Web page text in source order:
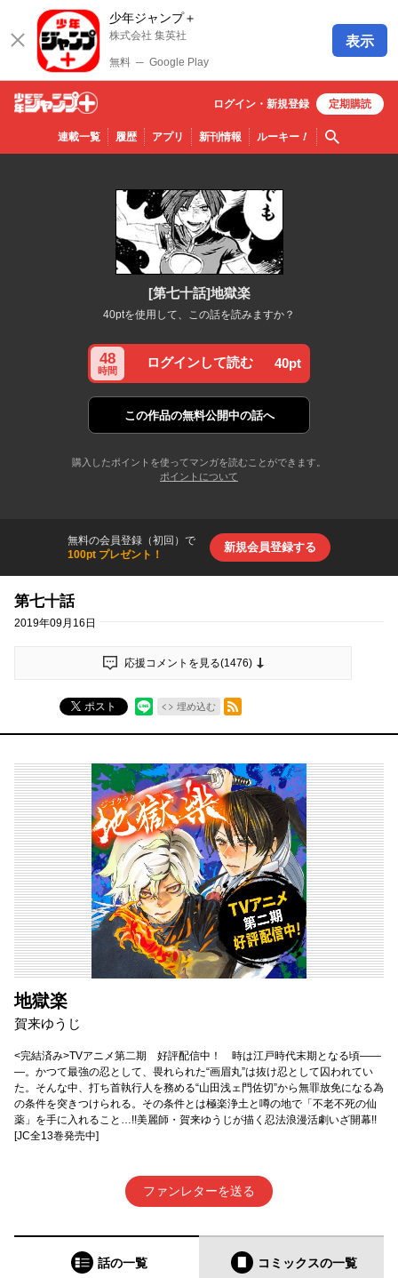
少年ジャンプ＋
株式会社 集英社
無料 ─ Google Play
表示
少年ジ
ャンプ
連載一覧 履歴 アプリ 新刊情報 ルーキー！ 検索
ログイン・ 新規登録 定期購読
[第七十話]地獄楽
40ptを使用して、この話を読みますか？
48
時間
ログインして読む 40pt
この作品の無料公開中の話へ
購入したポイントを使ってマンガを読むことができます。
ポイントについて
無料の会員登録（初回）で
100pt プレゼント！
新規会員登録する
第七十話
2019年09月16日
応援コメントを見る(1476)
ポスト 埋め込む
RSSフィード
地獄楽
賀来ゆうじ
<完結済み>TVアニメ第二期 好評配信中！ 時は江戸時代末期となる頃――
―。かつて最強の忍として、畏れられた“画眉丸”は抜け忍として囚われてい
た。そんな中、打ち首執行人を務める“山田浅ェ門佐切”から無罪放免になる為
の条件を突きつけられる。その条件とは極楽浄土と噂の地で「不老不死の仙
薬」を手に入れること…!!美麗師・賀来ゆうじが描く忍法浪漫活劇いざ開幕!!
[JC全13巻発売中]
ファンレターを送る
話の一覧 コミックスの一覧